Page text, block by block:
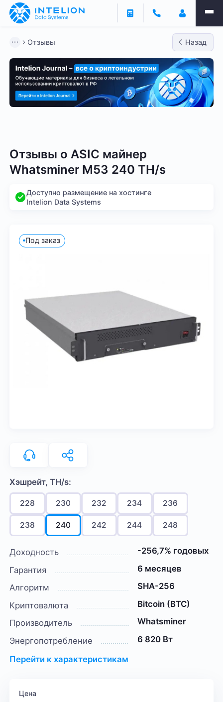
Отзывы Назад
Отзывы о ASIC майнер
Whatsminer M53 240 TH/s
Доступно размещение на хостинге
Intelion Data Systems
Под заказ
Хэшрейт, TH/s:
228 230 232 234 236
238 240 242 244 248
Доходность
-256,7% годовых
Гарантия
6 месяцев
Алгоритм
SHA-256
Криптовалюта
Bitcoin (BTC)
Производитель
Whatsminer
Энергопотребление
6 820 Вт
Перейти к характеристикам
Цена